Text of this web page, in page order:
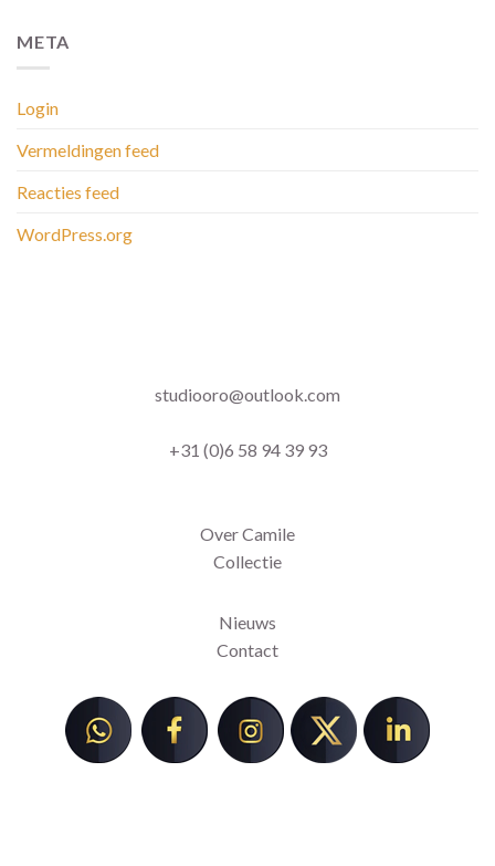
META
Login
Vermeldingen feed
Reacties feed
WordPress.org
studiooro@outlook.com
+31 (0)6 58 94 39 93
Over Camile
Collectie
Nieuws
Contact